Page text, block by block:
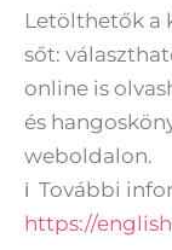
Letölthetők a
sőt:
online is
és
weboldalon.
ℹ További
https://